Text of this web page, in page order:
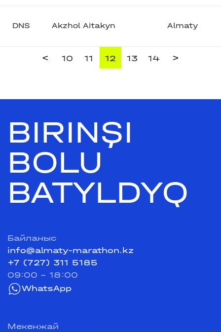
DNS Akzhol Aitakyn Almaty
< 10 11 12 13 14 >
BIRINŞI
BOLU
BATYLDYQ
Байланыс
info@almaty-marathon.kz
+7 (727) 311 5185
09:00 - 18:00
WhatsApp
Мекенжай